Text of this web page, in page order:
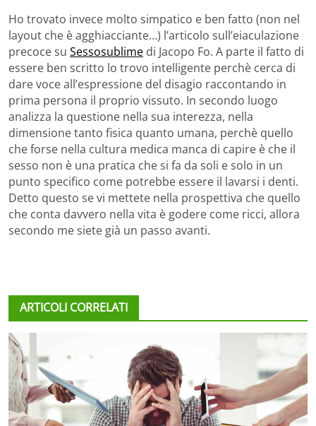
Ho trovato invece molto simpatico e ben fatto (non nel
layout che è agghiacciante…) l’articolo sull’eiaculazione
precoce su Sessosublime di Jacopo Fo. A parte il fatto di
essere ben scritto lo trovo intelligente perchè cerca di
dare voce all’espressione del disagio raccontando in
prima persona il proprio vissuto. In secondo luogo
analizza la questione nella sua interezza, nella
dimensione tanto fisica quanto umana, perchè quello
che forse nella cultura medica manca di capire è che il
sesso non è una pratica che si fa da soli e solo in un
punto specifico come potrebbe essere il lavarsi i denti.
Detto questo se vi mettete nella prospettiva che quello
che conta davvero nella vita è godere come ricci, allora
secondo me siete già un passo avanti.
ARTICOLI CORRELATI